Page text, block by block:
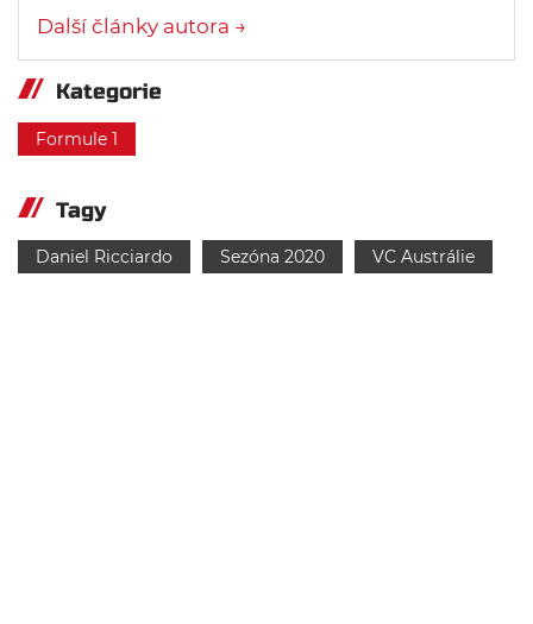
Další články autora →
Kategorie
Formule 1
Tagy
Daniel Ricciardo Sezóna 2020 VC Austrálie